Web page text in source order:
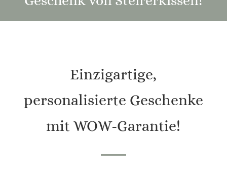
Einzigartige,
personalisierte Geschenke
mit WOW-Garantie!